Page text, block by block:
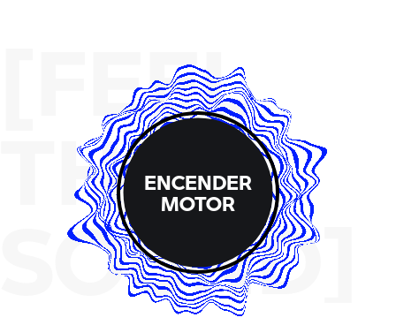
[FEEL
THE
SOUND]
ENCENDER
MOTOR